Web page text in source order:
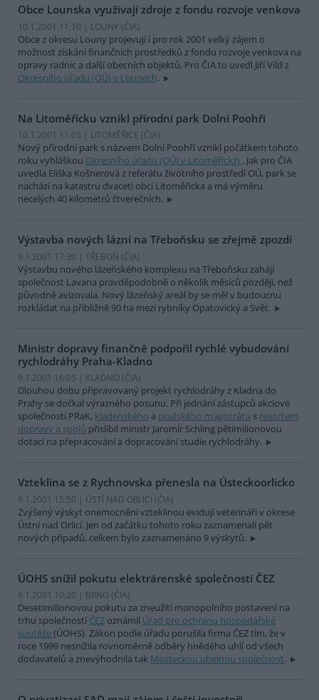
Obce Lounska využívají zdroje z fondu rozvoje venkova
10.1.2001 11:10 | LOUNY (ČIA)
Obce z okresu Louny projevují i pro rok 2001 velký zájem o
možnost získání finančních prostředků z fondu rozvoje venkova na
opravy radnic a další obecních objektů. Pro ČIA to uvedl Jiří Vild z
Okresního úřadu (OÚ) v Lounech.
Na Litoměřicku vznikl přírodní park Dolní Poohří
10.1.2001 11:05 | LITOMĚŘICE (ČIA)
Nový přírodní park s názvem Dolní Poohří vznikl počátkem tohoto
roku vyhláškou Okresního úřadu (OÚ) v Litoměřicích . Jak pro ČIA
uvedla Eliška Košnerová z referátu životního prostředí OÚ, park se
nachází na katastru dvaceti obcí Litoměřicka a má výměru
necelých 40 kilometrů čtverečních.
Výstavba nových lázní na Třeboňsku se zřejmě zpozdí
9.1.2001 17:30 | TŘEBOŇ (ČIA)
Výstavbu nového lázeňského komplexu na Třeboňsku zahájí
společnost Lavana pravděpodobně o několik měsíců později, než
původně avizovala. Nový lázeňský areál by se měl v budoucnu
rozkládat na přibližně 90 ha mezi rybníky Opatovický a Svět.
Ministr dopravy finančně podpořil rychlé vybudování
rychlodráhy Praha-Kladno
9.1.2001 16:05 | KLADNO (ČIA)
Dlouhou dobu připravovaný projekt rychlodráhy z Kladna do
Prahy se dočkal výrazného posunu. Při jednání zástupců akciové
společnosti PRaK, kladenského a pražského magistrátu s resortem
dopravy a spojů přislíbil ministr Jaromír Schling pětimilionovou
dotaci na přepracování a dopracování studie rychlodráhy.
Vzteklina se z Rychnovska přenesla na Ústeckoorlicko
9.1.2001 15:50 | ÚSTÍ NAD ORLICÍ (ČIA)
Zvýšený výskyt onemocnění vzteklinou evidují veterináři v okrese
Ústní nad Orlicí. Jen od začátku tohoto roku zaznamenali pět
nových případů, celkem bylo zaznamenáno 9 výskytů.
ÚOHS snížil pokutu elektrárenské společnosti ČEZ
9.1.2001 10:20 | BRNO (ČIA)
Desetimilionovou pokutu za zneužití monopolního postavení na
trhu společností ČEZ oznámil Úřad pro ochranu hospodářské
soutěže(ÚOHS). Zákon podle úřadu porušila firma ČEZ tím, že v
roce 1999 nesnížila rovnoměrně odběry hnědého uhlí od všech
dodavatelů a znevýhodnila tak Mosteckou uhelnou společnost.